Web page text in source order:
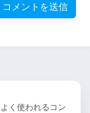
く使われるコン